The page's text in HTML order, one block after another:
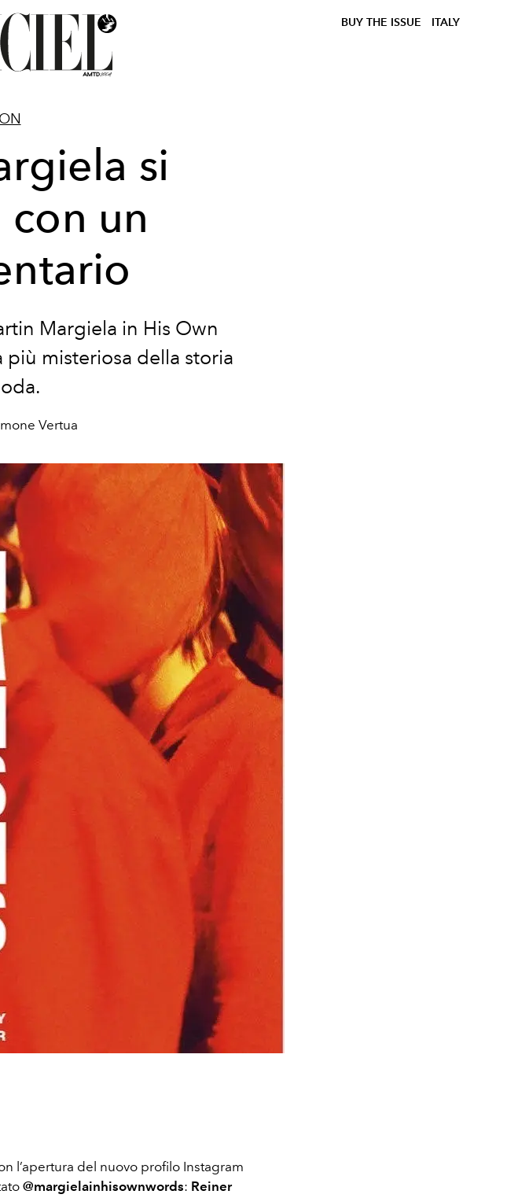
BUY THE ISSUE ITALY
si
con un
Margiela in His Own
misteriosa della storia
Vertua
l’apertura del nuovo profilo Instagram
@margielainhisownwords: Reiner